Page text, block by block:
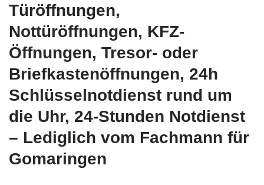
Türöffnungen,
Nottüröffnungen, KFZ-
Öffnungen, Tresor- oder
Briefkastenöffnungen, 24h
Schlüsselnotdienst rund um
die Uhr, 24-Stunden Notdienst
– Lediglich vom Fachmann für
Gomaringen